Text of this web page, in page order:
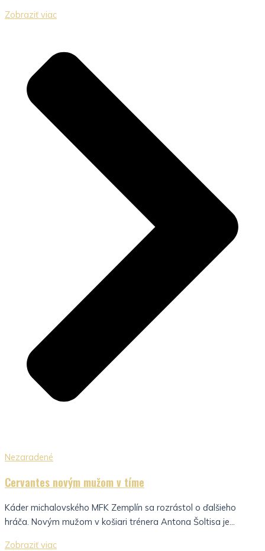
Zobraziť viac
Nezaradené
Cervantes novým mužom v tíme
Káder michalovského MFK Zemplín sa rozrástol o ďalšieho
hráča. Novým mužom v košiari trénera Antona Šoltisa je...
Zobraziť viac